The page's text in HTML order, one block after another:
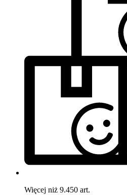
Więcej niż 9.450 art.